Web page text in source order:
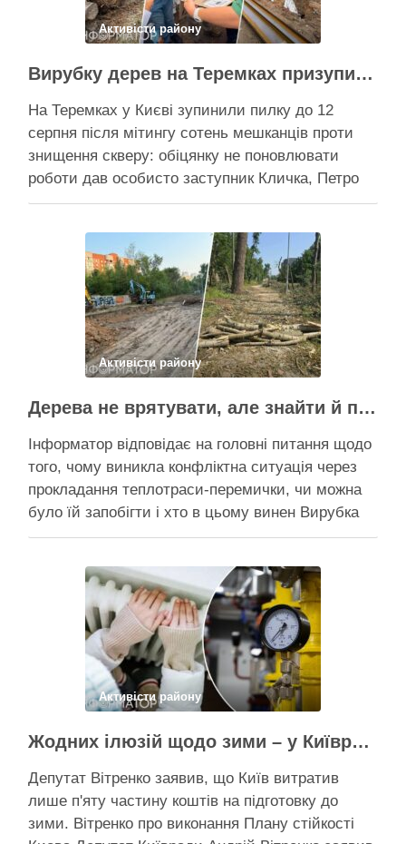
Активісти району
Вирубку дерев на Теремках призупинили після приїзду заступника Кличка – почався діалог
На Теремках у Києві зупинили пилку до 12
серпня після мітингу сотень мешканців проти
знищення скверу: обіцянку не поновлювати
роботи дав особисто заступник Кличка, Петро
Пантелеєв, що прибув налагодити комунікацію
чи вдасться зберегти ту частину озеленення,
що лишилася, – поки невідомо На Теремках у …
Поділитися у соцмережах:
Активісти району
Дерева не врятувати, але знайти й покарати винних треба – головні питання і висновки з конфлікту на Теремках
Інформатор відповідає на головні питання щодо
того, чому виникла конфліктна ситуація через
прокладання теплотраси-перемички, чи можна
було їй запобігти і хто в цьому винен Вирубка
дерев триває, почали й прокладати теплотрасу
суботу, 8 серпня 2026 року, на Теремках у Києві
почалася вже …
Поділитися у соцмережах:
Активісти району
Жодних ілюзій щодо зими – у Київраді закидають, що КМДА виконала План стійкості на 20%
Депутат Вітренко заявив, що Київ витратив
лише п'яту частину коштів на підготовку до
зими. Вітренко про виконання Плану стійкості